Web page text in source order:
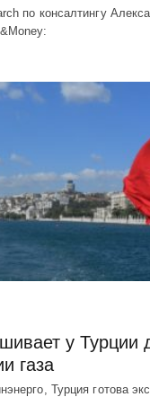
по консалтингу
у Турции
газа
Турция готова